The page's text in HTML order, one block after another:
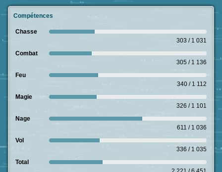
Compétences
Chasse
303 / 1 031
Combat
305 / 1 136
Feu
340 / 1 112
Magie
326 / 1 101
Nage
611 / 1 036
Vol
336 / 1 035
Total